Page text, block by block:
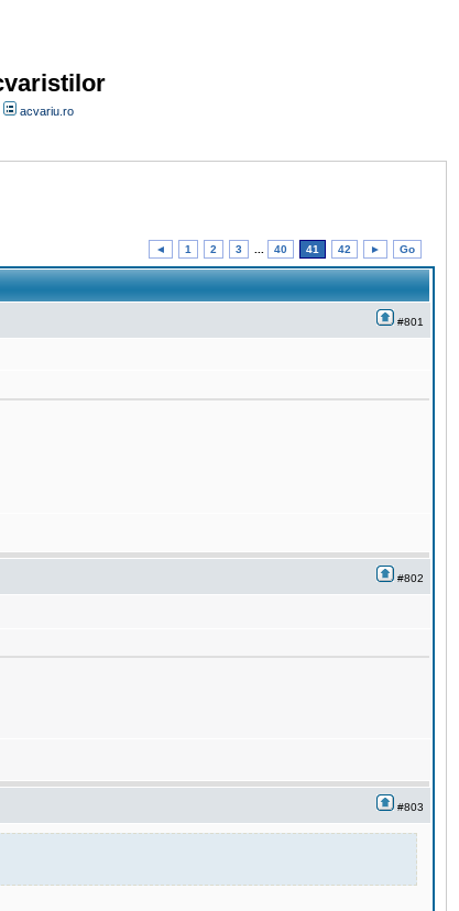
acvariu.ro
◄ 1 2 3 40 41 42 ► Go
#801
#802
#803